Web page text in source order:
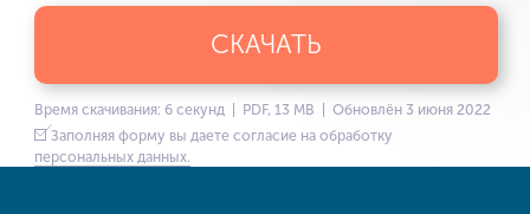
СКАЧАТЬ
Время скачивания: 6 секунд | PDF, 13 MB | Обновлён 3 июня 2022
Заполняя форму вы даете согласие на обработку
персональных данных.